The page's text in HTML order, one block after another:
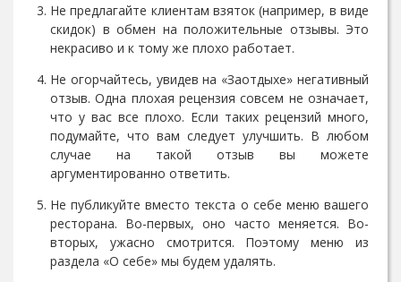
Не предлагайте клиентам взяток (например, в виде
скидок) в обмен на положительные отзывы. Это
некрасиво и к тому же плохо работает.
Не огорчайтесь, увидев на «Заотдыхе» негативный
отзыв. Одна плохая рецензия совсем не означает,
что у вас все плохо. Если таких рецензий много,
подумайте, что вам следует улучшить. В любом
случае на такой отзыв вы можете
аргументированно ответить.
Не публикуйте вместо текста о себе меню вашего
ресторана. Во-первых, оно часто меняется. Во-
вторых, ужасно смотрится. Поэтому меню из
раздела «О себе» мы будем удалять.